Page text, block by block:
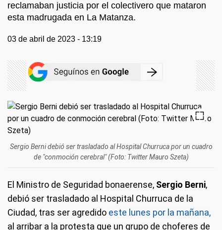
reclamaban justicia por el colectivero que mataron
esta madrugada en La Matanza.
03 de abril de 2023 - 13:19
Sergio Berni debió ser trasladado al Hospital Churruca por un cuadro
de "conmoción cerebral" (Foto: Twitter Mauro Szeta)
El Ministro de Seguridad bonaerense, Sergio Berni,
debió ser trasladado al Hospital Churruca de la
Ciudad, tras ser agredido este lunes por la mañana,
al arribar a la protesta que un grupo de choferes de